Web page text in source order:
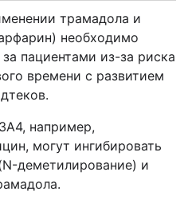
трамадола и
необходимо
пациентами из-за риска
времени с развитием
например,
могут ингибировать
деметилирование) и